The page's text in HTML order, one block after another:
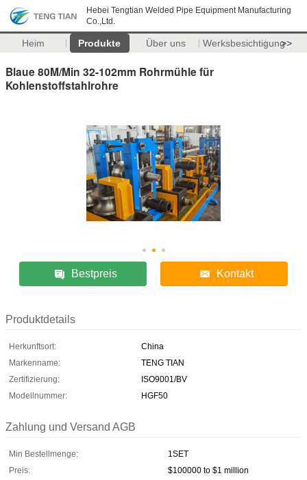
Hebei Tengtian Welded Pipe Equipment Manufacturing
Co.,Ltd.
Heim Produkte Über uns Werksbesichtigung>>
Blaue 80M/Min 32-102mm Rohrmühle für
Kohlenstoffstahlrohre
Bestpreis Kontakt
Produktdetails
Herkunftsort:
China
Markenname:
TENG TIAN
Zertifizierung:
ISO9001/BV
Modellnummer:
HGF50
Zahlung und Versand AGB
Min Bestellmenge:
1SET
Preis:
$100000 to $1 million